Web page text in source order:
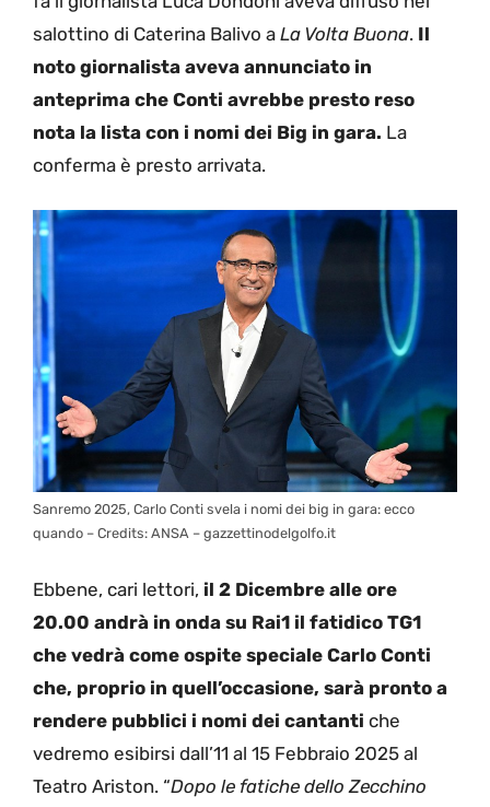
salottino di Caterina Balivo a La Volta Buona. Il
noto giornalista aveva annunciato in
anteprima che Conti avrebbe presto reso
nota la lista con i nomi dei Big in gara. La
conferma è presto arrivata.
Sanremo 2025, Carlo Conti svela i nomi dei big in gara: ecco
quando – Credits: ANSA – gazzettinodelgolfo.it
Ebbene, cari lettori, il 2 Dicembre alle ore
20.00 andrà in onda su Rai1 il fatidico TG1
che vedrà come ospite speciale Carlo Conti
che, proprio in quell’occasione, sarà pronto a
rendere pubblici i nomi dei cantanti che
vedremo esibirsi dall’11 al 15 Febbraio 2025 al
Teatro Ariston. “Dopo le fatiche dello Zecchino